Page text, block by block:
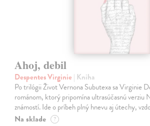
Ahoj, debil
Despentes Virginie | Kniha
Po trilógii Život Vernona Subutexa sa Virginie
románom, ktorý pripomína ultrasúčasnú verziu
známostí. Ide o príbeh plný hnevu aj útechy,
Na sklade ?